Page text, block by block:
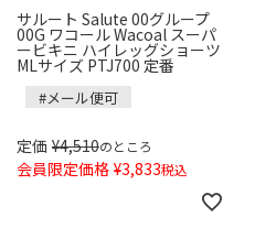
サルート Salute 00グループ
00G ワコール Wacoal スーパ
ービキニ ハイレッグショーツ
MLサイズ PTJ700 定番
#メール便可
定価 ¥4,510のところ
会員限定価格 ¥3,833税込